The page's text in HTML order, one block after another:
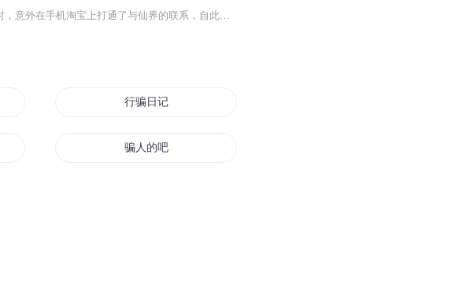
【内容简介】穷困潦倒的陈宇受尽冷眼，正当失去工作人生挫败之时，意外在手机淘宝上打通了与仙界的联系，自此成为在人间的发货商，与仙人买卖！以物易物！从此开始外挂人生！用太上老君仙丹救人，用火眼金睛偷看美女，学习吕洞宾醉拳收拾歹徒……这还不止...
行骗日记
骗人的吧